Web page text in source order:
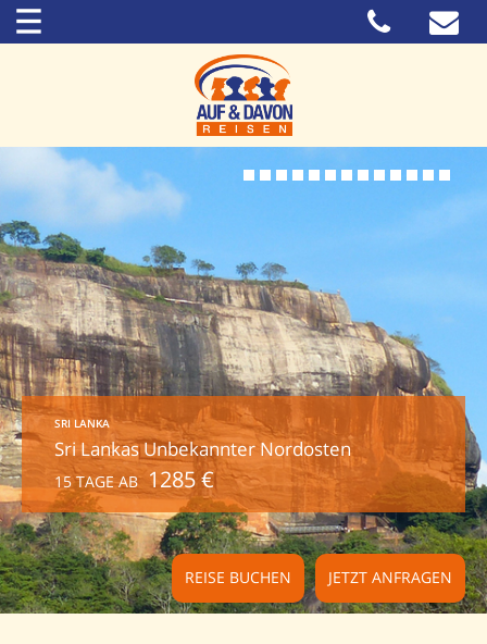
SRI LANKA
Sri Lankas Unbekannter Nordosten
15 TAGE AB 1285 €
JETZT ANFRAGEN
REISE BUCHEN